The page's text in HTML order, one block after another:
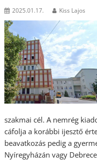
2025.01.17. Kiss Lajos
szakmai cél. A nemrég
cáfolja a korábbi ijesztő
beavatkozás pedig a
Nyíregyházán vagy